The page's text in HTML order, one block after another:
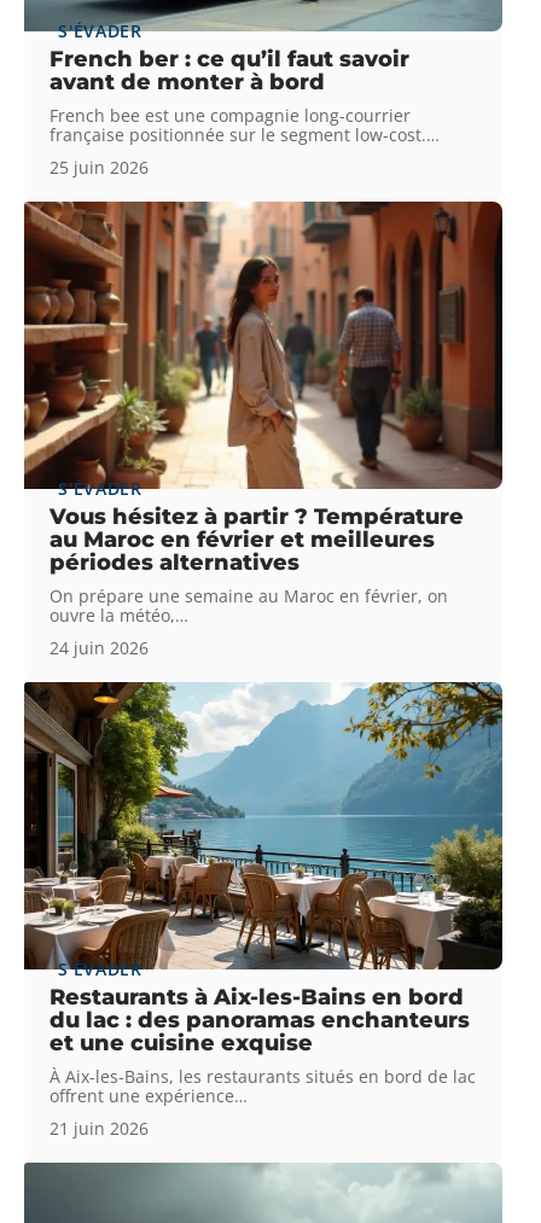
S'ÉVADER
French ber : ce qu’il faut savoir
avant de monter à bord
French bee est une compagnie long-courrier
française positionnée sur le segment low-cost.…
25 juin 2026
S'ÉVADER
Vous hésitez à partir ? Température
au Maroc en février et meilleures
périodes alternatives
On prépare une semaine au Maroc en février, on
ouvre la météo,…
24 juin 2026
S'ÉVADER
Restaurants à Aix-les-Bains en bord
du lac : des panoramas enchanteurs
et une cuisine exquise
À Aix-les-Bains, les restaurants situés en bord de lac
offrent une expérience…
21 juin 2026